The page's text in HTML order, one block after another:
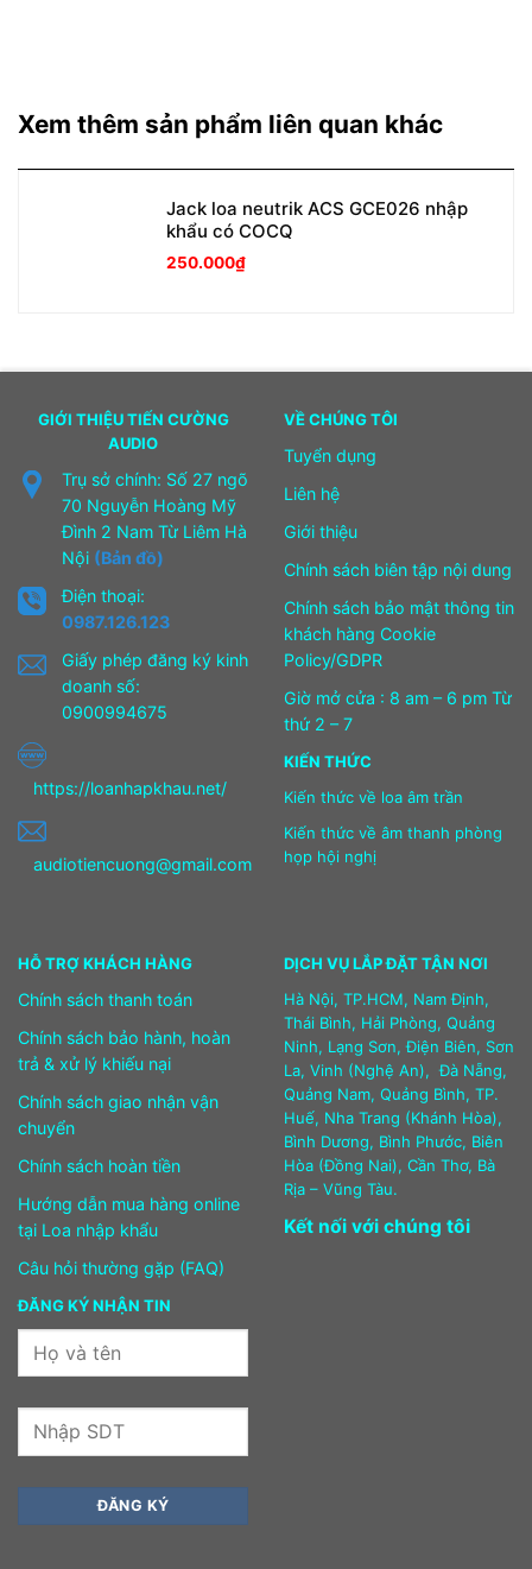
Xem thêm sản phẩm liên quan khác
Jack loa neutrik ACS GCE026 nhập
khẩu có COCQ
250.000₫
GIỚI THIỆU TIẾN CƯỜNG
AUDIO
Trụ sở chính: Số 27 ngõ
70 Nguyễn Hoàng Mỹ
Đình 2 Nam Từ Liêm Hà
Nội (Bản đồ)
Điện thoại:
0987.126.123
Giấy phép đăng ký kinh
doanh số:
0900994675
https://loanhapkhau.net/
audiotiencuong@gmail.com
VỀ CHÚNG TÔI
Tuyển dụng
Liên hệ
Giới thiệu
Chính sách biên tập nội dung
Chính sách bảo mật thông tin
khách hàng Cookie
Policy/GDPR
Giờ mở cửa : 8 am – 6 pm Từ
thứ 2 – 7
KIẾN THỨC
Kiến thức về loa âm trần
Kiến thức về âm thanh phòng
họp hội nghị
HỖ TRỢ KHÁCH HÀNG
Chính sách thanh toán
Chính sách bảo hành, hoàn
trả & xử lý khiếu nại
Chính sách giao nhận vận
chuyển
Chính sách hoàn tiền
Hướng dẫn mua hàng online
tại Loa nhập khẩu
Câu hỏi thường gặp (FAQ)
ĐĂNG KÝ NHẬN TIN
DỊCH VỤ LẮP ĐẶT TẬN NƠI
Hà Nội, TP.HCM, Nam Định,
Thái Bình, Hải Phòng, Quảng
Ninh, Lạng Sơn, Điện Biên, Sơn
La, Vinh (Nghệ An), Đà Nẵng,
Quảng Nam, Quảng Bình, TP.
Huế, Nha Trang (Khánh Hòa),
Bình Dương, Bình Phước, Biên
Hòa (Đồng Nai), Cần Thơ, Bà
Rịa – Vũng Tàu.
Kết nối với chúng tôi